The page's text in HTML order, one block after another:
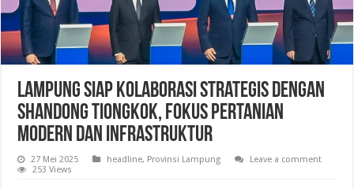
Lampung Siap Kolaborasi Strategis dengan
Shandong Tiongkok, Fokus Pertanian
Modern dan Infrastruktur
27 Mei 2025 headline, Provinsi Lampung
Leave a comment
253 Views